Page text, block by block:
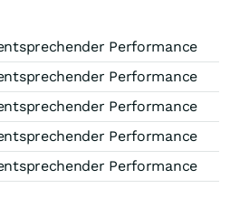
Performance
Performance
Performance
Performance
Performance